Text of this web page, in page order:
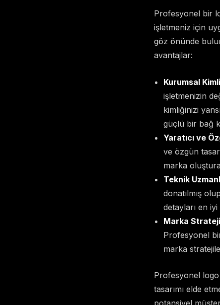
Profesyonel bir
işletmeniz için
göz önünde
avantajlar:
Kurumsal
işletmenizin
kimliğinizi
güçlü bir bağ
Yaratıcı ve
ve özgün
marka
Teknik
donatılmış
detayları en
Marka
Profesyonel
marka
Profesyonel logo
tasarımı elde